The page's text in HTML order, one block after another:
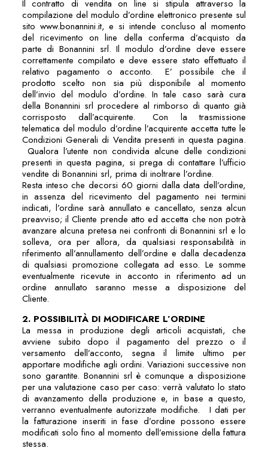
Il contratto di vendita on line si stipula attraverso la
compilazione del modulo d’ordine elettronico presente sul
sito www.bonannini.it, e si intende concluso al momento
del ricevimento on line della conferma d’acquisto da
parte di Bonannini srl. Il modulo d’ordine deve essere
correttamente compilato e deve essere stato effettuato il
relativo pagamento o acconto. E’ possibile che il
prodotto scelto non sia più disponibile al momento
dell’invio del modulo d’ordine. In tale caso sarà cura
della Bonannini srl procedere al rimborso di quanto già
corrisposto dall’acquirente. Con la trasmissione
telematica del modulo d’ordine l’acquirente accetta tutte le
Condizioni Generali di Vendita presenti in questa pagina.
Qualora l’utente non condivida alcune delle condizioni
presenti in questa pagina, si prega di contattare l’ufficio
vendite di Bonannini srl, prima di inoltrare l’ordine.
Resta inteso che decorsi 60 giorni dalla data dell’ordine,
in assenza del ricevimento del pagamento nei termini
indicati, l’ordine sarà annullato e cancellato, senza alcun
preavviso; il Cliente prende atto ed accetta che non potrà
avanzare alcuna pretesa nei confronti di Bonannini srl e lo
solleva, ora per allora, da qualsiasi responsabilità in
riferimento all’annullamento dell’ordine e dalla decadenza
di qualsiasi promozione collegata ad esso. Le somme
eventualmente ricevute in acconto in riferimento ad un
ordine annullato saranno messe a disposizione del
Cliente.
2. POSSIBILITÀ DI MODIFICARE L’ORDINE
La messa in produzione degli articoli acquistati, che
avviene subito dopo il pagamento del prezzo o il
versamento dell’acconto, segna il limite ultimo per
apportare modifiche agli ordini. Variazioni successive non
sono garantite. Bonannini srl è comunque a disposizione
per una valutazione caso per caso: verrà valutato lo stato
di avanzamento della produzione e, in base a questo,
verranno eventualmente autorizzate modifiche. I dati per
la fatturazione inseriti in fase d’ordine possono essere
modificati solo fino al momento dell’emissione della fattura
stessa.